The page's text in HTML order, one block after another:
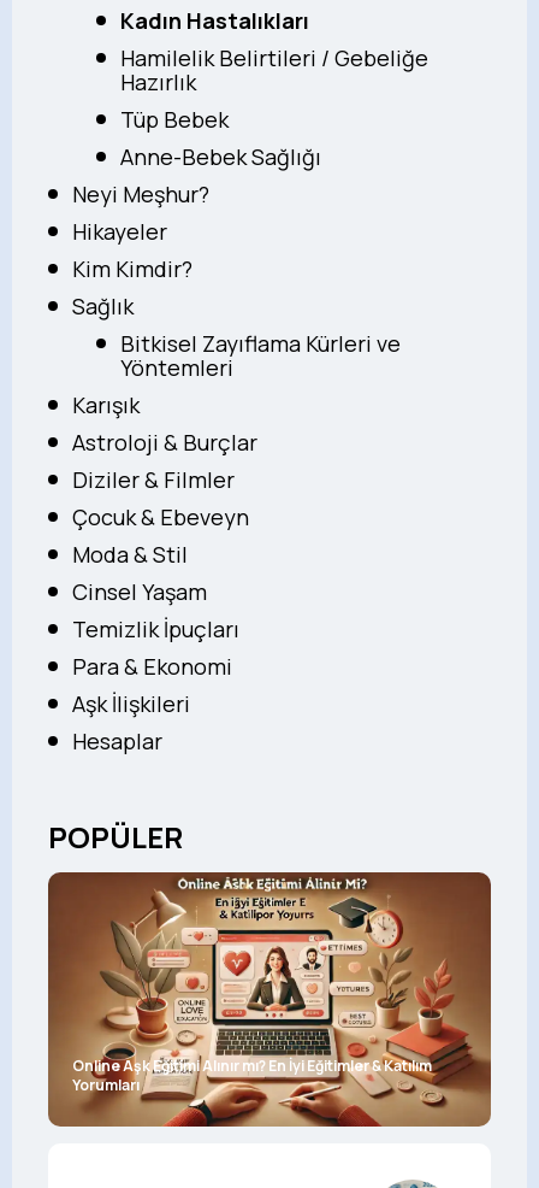
Kadın Hastalıkları
Hamilelik Belirtileri / Gebeliğe
Hazırlık
Tüp Bebek
Anne-Bebek Sağlığı
Neyi Meşhur?
Hikayeler
Kim Kimdir?
Sağlık
Bitkisel Zayıflama Kürleri ve
Yöntemleri
Karışık
Astroloji & Burçlar
Diziler & Filmler
Çocuk & Ebeveyn
Moda & Stil
Cinsel Yaşam
Temizlik İpuçları
Para & Ekonomi
Aşk İlişkileri
Hesaplar
POPÜLER
Online Aşk Eğitimi Alınır mı? En İyi Eğitimler & Katılım
Yorumları